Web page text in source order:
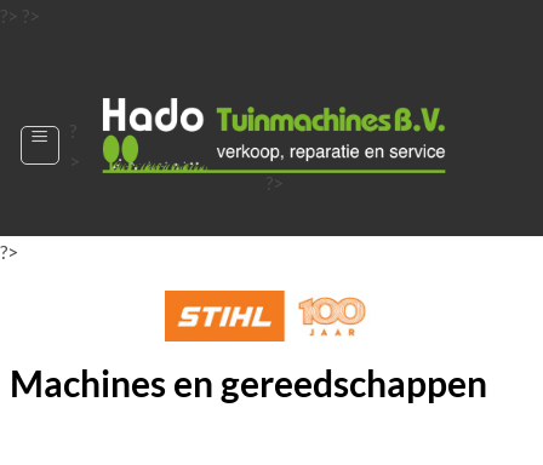
?> ?>
?>
?
?>
Machines en gereedschappen